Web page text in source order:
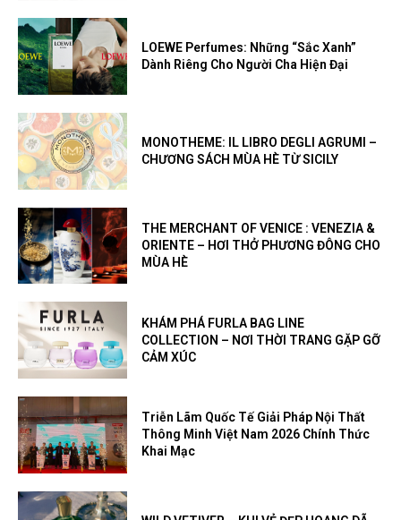
LOEWE Perfumes: Những “Sắc Xanh”
Dành Riêng Cho Người Cha Hiện Đại
MONOTHEME: IL LIBRO DEGLI AGRUMI –
CHƯƠNG SÁCH MÙA HÈ TỪ SICILY
THE MERCHANT OF VENICE : VENEZIA &
ORIENTE – HƠI THỞ PHƯƠNG ĐÔNG CHO
MÙA HÈ
KHÁM PHÁ FURLA BAG LINE
COLLECTION – NƠI THỜI TRANG GẶP GỠ
CẢM XÚC
Triễn Lãm Quốc Tế Giải Pháp Nội Thất
Thông Minh Việt Nam 2026 Chính Thức
Khai Mạc